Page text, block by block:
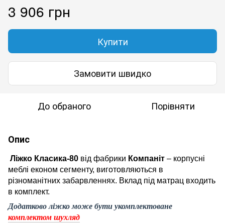
3 906 грн
Купити
Замовити швидко
До обраного Порівняти
Опис
Ліжко Класика-80 від фабрики Компаніт – корпусні
меблі економ сегменту, виготовляються в
різноманітних забарвленнях. Вклад під матрац входить
в комплект.
Додатково ліжко може бути укомплектоване
комплектом шухляд